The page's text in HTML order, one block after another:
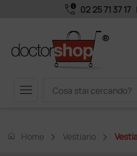
call_quality 02 25 71 37 17 |
menu
home Home Vestiario